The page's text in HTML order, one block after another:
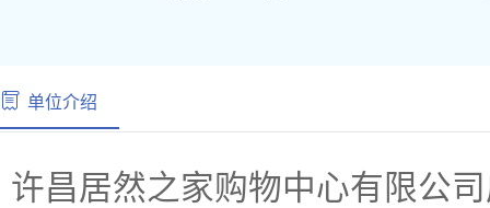
单位介绍
许昌居然之家购物中心有限公